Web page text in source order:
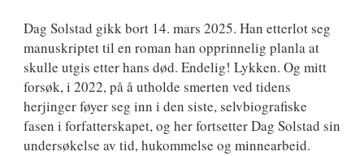
Dag Solstad gikk bort 14. mars 2025. Han etterlot seg
manuskriptet til en roman han opprinnelig planla at
skulle utgis etter hans død. Endelig! Lykken. Og mitt
forsøk, i 2022, på å utholde smerten ved tidens
herjinger føyer seg inn i den siste, selvbiografiske
fasen i forfatterskapet, og her fortsetter Dag Solstad sin
undersøkelse av tid, hukommelse og minnearbeid.